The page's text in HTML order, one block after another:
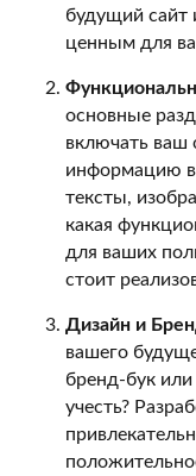
будущий сайт
ценным для
основные
включать ваш
информацию
тексты,
какая
для ваших
стоит
Дизайн и
вашего
бренд-бук
учесть?